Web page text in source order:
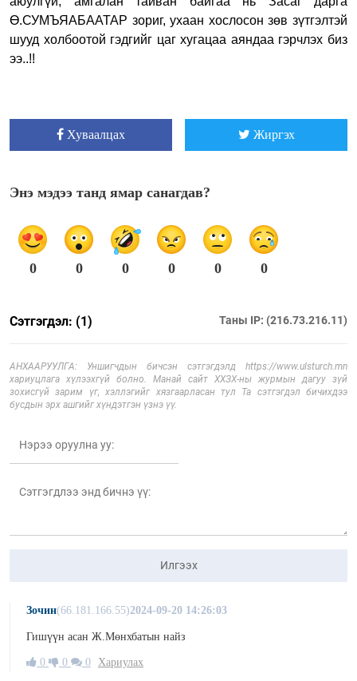
Ө.СУМЪЯАБААТАР зориг, ухаан хослосон зөв зүтгэлтэй
шууд холбоотой гэдгийг цаг хугацаа аяндаа гэрчлэх биз
ээ..!!
Хуваалцах Жиргэх
Энэ мэдээ танд ямар санагдав?
0 0 0 0 0 0
Сэтгэгдэл: (1) Таны IP: (216.73.216.11)
АНХААРУУЛГА: Уншигчдын бичсэн сэтгэгдэлд https://www.ulsturch.mn
хариуцлага хүлээхгүй болно. Манай сайт ХХЗХ-ны журмын дагуу зүй
зохисгүй зарим үг, хэллэгийг хязгаарласан тул Та сэтгэгдэл бичихдээ
бусдын эрх ашгийг хүндэтгэн үзнэ үү.
Илгээх
Зочин(66.181.166.55)2024-09-20 14:26:03
Гишүүн асан Ж.Мөнхбатын найз
0 0 0 Хариулах